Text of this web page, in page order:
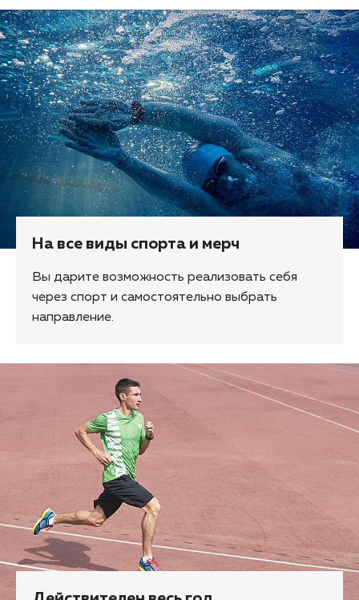
На все виды спорта и мерч
Вы дарите возможность реализовать себя
через спорт и самостоятельно выбрать
направление.